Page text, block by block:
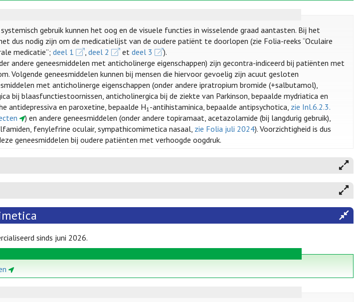
gebruik kunnen het oog en de visuele functies in wisselende graad aantasten. Bij het
dus nodig zijn om de medicatielijst van de oudere patiënt te doorlopen (zie Folia-reeks “Oculaire
medicatie”;deel 1 ,deel 2 etdeel 3
).
andere geneesmiddelen met anticholinerge eigenschappen) zijn gecontra-indiceerd bij patiënten met
Volgende geneesmiddelen kunnen bij mensen die hiervoor gevoelig zijn acuut gesloten
met anticholinerge eigenschappen (onder andere ipratropium bromide (+salbutamol),
bij blaasfunctiestoornissen, anticholinergica bij de ziekte van Parkinson, bepaalde mydriatica en
antidepressiva en paroxetine, bepaalde H1-antihistaminica, bepaalde antipsychotica, zie Inl.6.2.3.
) en andere geneesmiddelen (onder andere topiramaat, acetazolamide (bij langdurig gebruik),
fenylefrine oculair, sympathicomimetica nasaal, zie Folia juli 2024). Voorzichtigheid is dus
geneesmiddelen bij oudere patiënten met verhoogde oogdruk.
sinds juni 2026.